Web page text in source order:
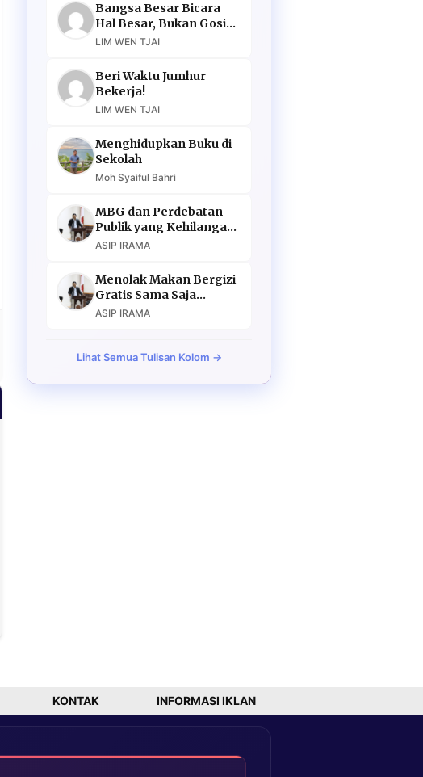
Bangsa Besar Bicara
Hal Besar, Bukan Gosip
Murahan
LIM WEN TJAI
Beri Waktu Jumhur
Bekerja!
LIM WEN TJAI
Menghidupkan Buku di
Sekolah
Moh Syaiful Bahri
MBG dan Perdebatan
Publik yang Kehilangan
Argumen
ASIP IRAMA
Menolak Makan Bergizi
Gratis Sama Saja
Menolak Masa Depan
ASIP IRAMA
Lihat Semua Tulisan Kolom →
KONTAK INFORMASI IKLAN